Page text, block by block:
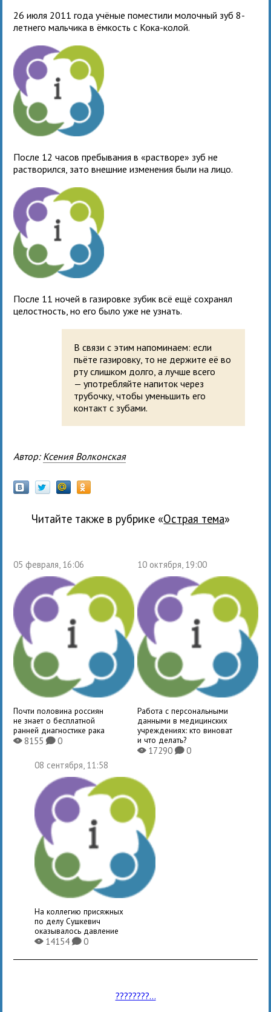
26 июля 2011 года учёные поместили молочный зуб 8-
летнего мальчика в ёмкость с Кока-колой.
После 12 часов пребывания в «растворе» зуб не
растворился, зато внешние изменения были на лицо.
После 11 ночей в газировке зубик всё ещё сохранял
целостность, но его было уже не узнать.
В связи с этим напоминаем: если
пьёте газировку, то не держите её во
рту слишком долго, а лучше всего
— употребляйте напиток через
трубочку, чтобы уменьшить его
контакт с зубами.
Автор: Ксения Волконская
Читайте также в рубрике « Острая тема»
05 февраля, 16:06
Почти половина россиян
не знает о бесплатной
ранней диагностике рака
X8155K0
10 октября, 19:00
Работа с персональными
данными в медицинских
учреждениях: кто виноват
и что делать?
X17290 K0
08 сентября, 11:58
На коллегию присяжных
по делу Сушкевич
оказывалось давление
X14154K0
????????...